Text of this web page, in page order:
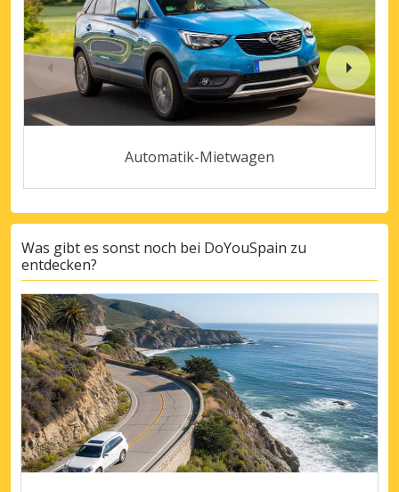
Automatik-Mietwagen
Was gibt es sonst noch bei DoYouSpain zu
entdecken?